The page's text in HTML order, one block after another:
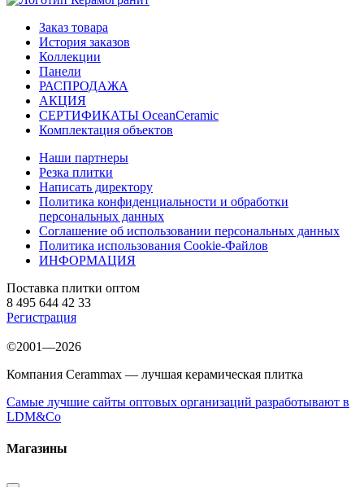
Заказ товара
История заказов
Коллекции
Панели
РАСПРОДАЖА
АКЦИЯ
СЕРТИФИКАТЫ OceanCeramic
Комплектация объектов
Наши партнеры
Резка плитки
Написать директору
Политика конфиденциальности и обработки
персональных данных
Соглашение об использовании персональных данных
Политика использования Cookie-Файлов
ИНФОРМАЦИЯ
Поставка плитки оптом
8 495 644 42 33
Регистрация
©2001—2026
Компания Cerammax — лучшая керамическая плитка
Самые лучшие сайты оптовых организаций разработывают в
LDM&Co
Магазины